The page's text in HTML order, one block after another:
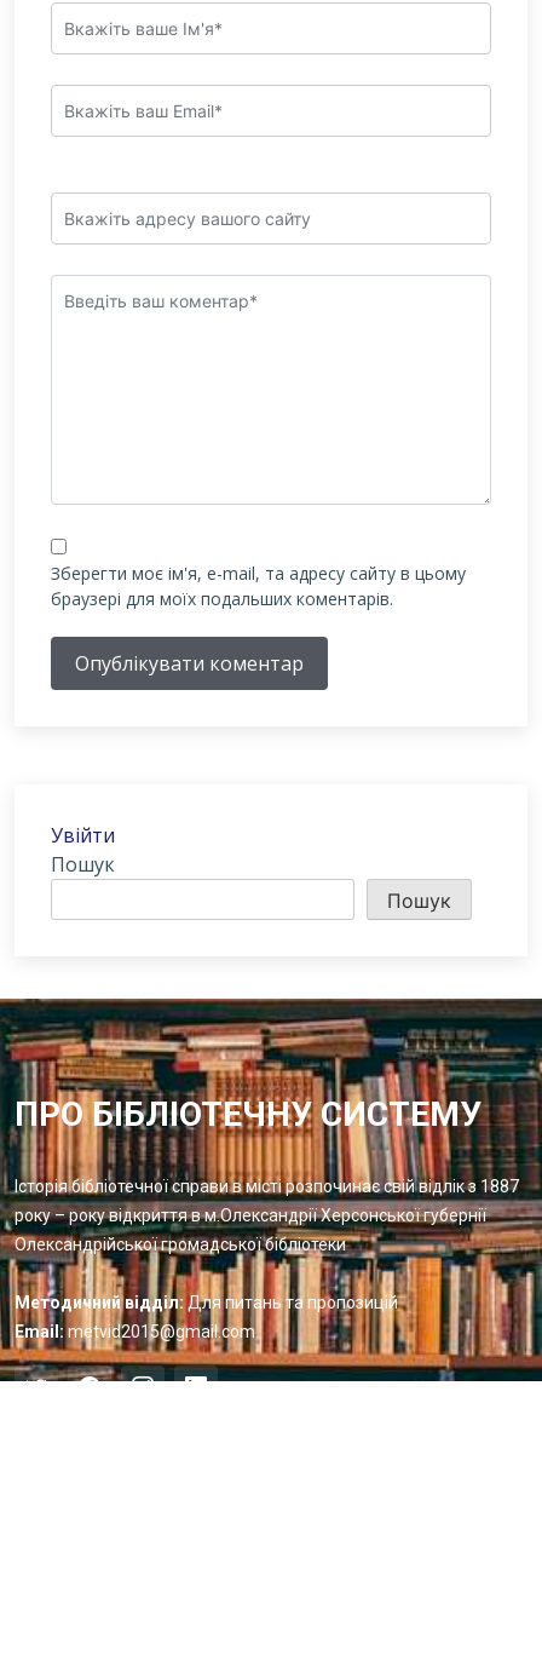
Зберегти моє ім'я, e-mail, та адресу сайту в цьому
браузері для моїх подальших коментарів.
Опублікувати коментар
Увійти
Пошук
Пошук
ПРО БІБЛІОТЕЧНУ СИСТЕМУ
Історія бібліотечної справи в місті розпочинає свій відлік з 1887
року – року відкриття в м.Олександрії Херсонської губернії
Олександрійської громадської бібліотеки
Методичний відділ: Для питань та пропозицій
Email: metvid2015@gmail.com